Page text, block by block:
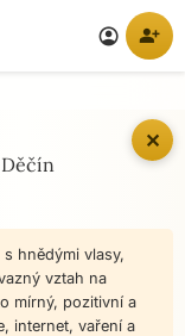
account_circle person_add
✕
hnědými vlasy,
vztah na
mírný, pozitivní a
internet, vaření a